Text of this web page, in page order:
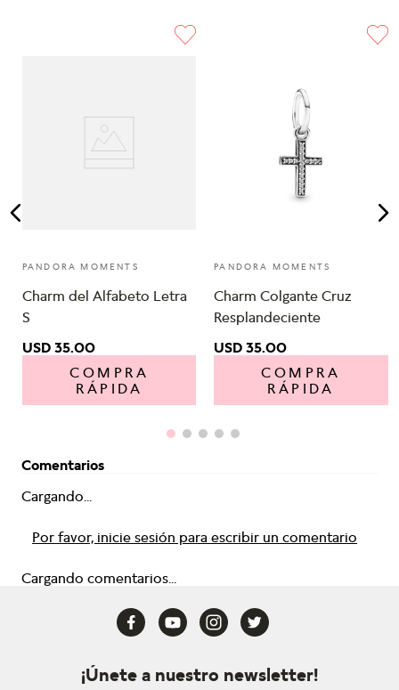
PANDORA MOMENTS
Charm del Alfabeto Letra
S
USD 35.00
COMPRA
RÁPIDA
PANDORA MOMENTS
Charm Colgante Cruz
Resplandeciente
USD 35.00
COMPRA
RÁPIDA
Comentarios
Cargando...
Por favor, inicie sesión para escribir un comentario
Cargando comentarios...
¡Únete a nuestro newsletter!